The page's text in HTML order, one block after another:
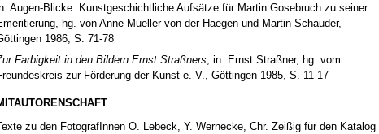
Augen-Blicke. Kunstgeschichtliche Aufsätze für Martin Gosebruch zu seiner
hg. von Anne Mueller von der Haegen und Martin Schauder,
1986, S. 71-78
Farbigkeit in den Bildern Ernst Straßners , in: Ernst Straßner, hg. vom
zur Förderung der Kunst e. V., Göttingen 1985, S. 11-17
zu den FotografInnen O. Lebeck, Y. Wernecke, Chr. Zeißig für den Katalog